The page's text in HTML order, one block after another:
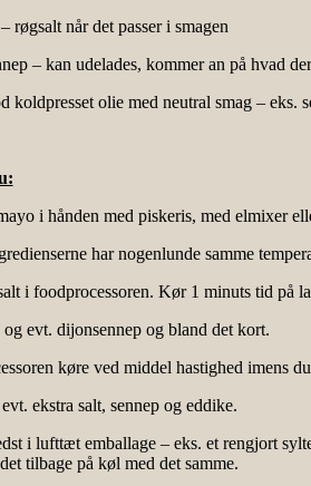
røgsalt når det passer i smagen
– kan udelades, kommer an på hvad
koldpresset olie med neutral smag – eks.
i hånden med piskeris, med elmixer
har nogenlunde samme
i foodprocessoren. Kør 1 minuts tid på
evt. dijonsennep og bland det kort.
køre ved middel hastighed imens
ekstra salt, sennep og eddike.
i lufttæt emballage – eks. et rengjort
tilbage på køl med det samme.